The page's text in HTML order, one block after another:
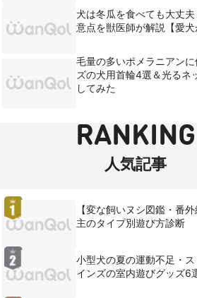
犬は冬瓜を食べても大丈
意点を獣医師が解説【愛犬
毛量の多いポメラニアン
ズの犬用首輪4選＆光るネ
してみた
RANKING
人気記事
【変な飼いヌシ図鑑・番
主のタイプ別遊び方診断
小型犬の夏の運動不足・
インズの室内遊びグッズ6